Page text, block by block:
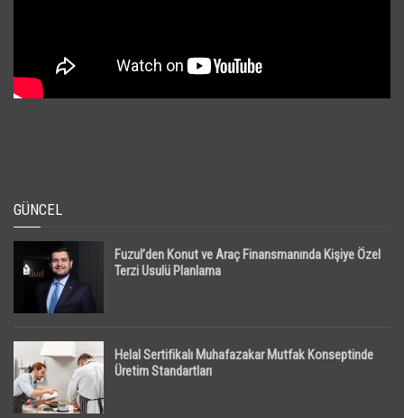
GÜNCEL
Fuzul’den Konut ve Araç Finansmanında Kişiye Özel
Terzi Usulü Planlama
Helal Sertifikalı Muhafazakar Mutfak Konseptinde
Üretim Standartları